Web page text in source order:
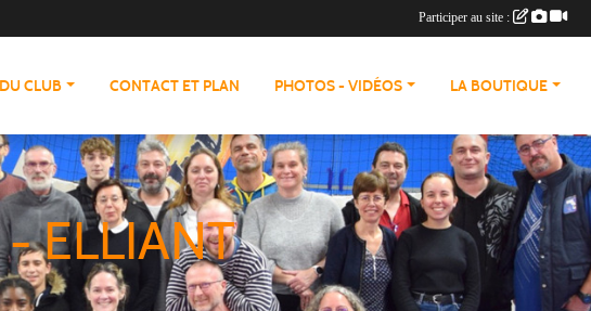
CLUB CONTACT ET PLAN PHOTOS - VIDÉOS LA BOUTIQUE
ELLIANT
Participer au site :